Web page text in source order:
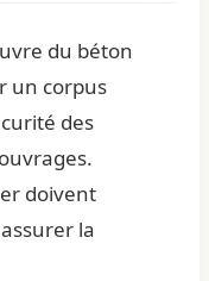
du béton
un corpus
des
doivent
la